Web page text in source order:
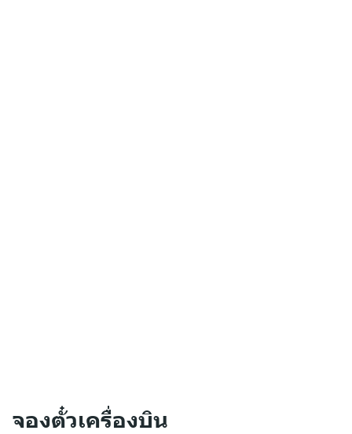
จองตั๋วเครื่องบิน